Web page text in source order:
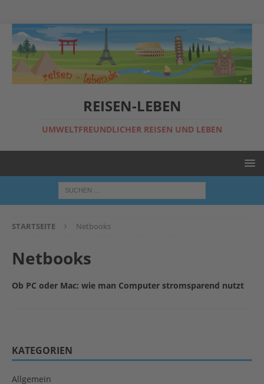
REISEN-LEBEN
UMWELTFREUNDLICHER REISEN UND LEBEN
STARTSEITE Netbooks
Netbooks
Ob PC oder Mac: wie man Computer stromsparend nutzt
KATEGORIEN
Allgemein